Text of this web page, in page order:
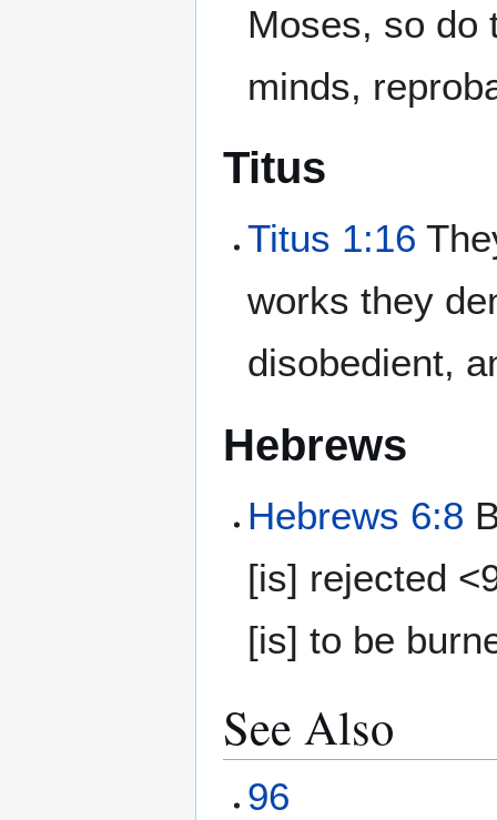
Moses, so do
minds,
Titus
Titus 1:16
works they
disobedient,
Hebrews
Hebrews 6:8
[is] rejected
[is] to be
See Also
96